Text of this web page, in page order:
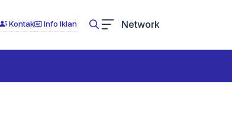
Kontak Info Iklan Network